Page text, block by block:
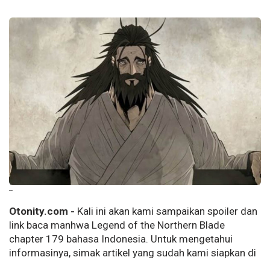
--
Otonity.com - Kali ini akan kami sampaikan spoiler dan
link baca manhwa Legend of the Northern Blade
chapter 179 bahasa Indonesia. Untuk mengetahui
informasinya, simak artikel yang sudah kami siapkan di